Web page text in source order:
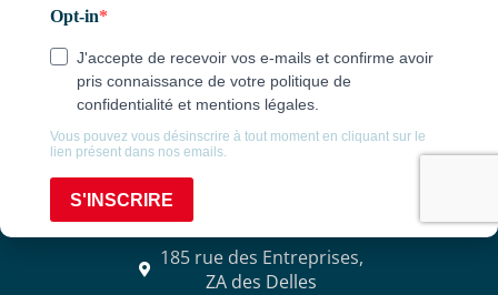
02 33 57 00 88
Consulter nos horaires
LONGUEVILLE
185 rue des Entreprises,
ZA des Delles